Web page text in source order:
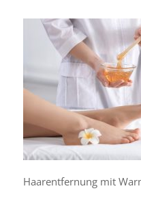
Haarentfernung mit